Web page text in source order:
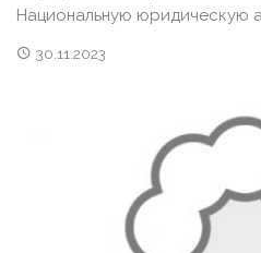
Национальную юридическую
30.11.2023